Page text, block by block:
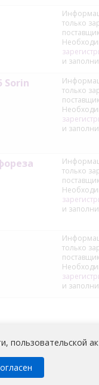
только
и
Sorin
только
и
только
и
только
и
пользовательской